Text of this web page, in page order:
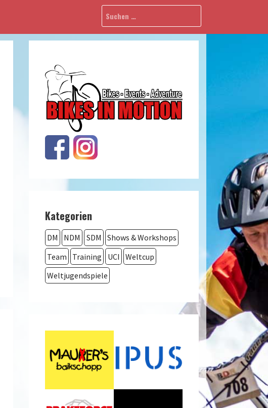
Kategorien
DM NDM SDM
Shows & Workshops
Team
Training UCI
Weltcup
Weltjugendspiele